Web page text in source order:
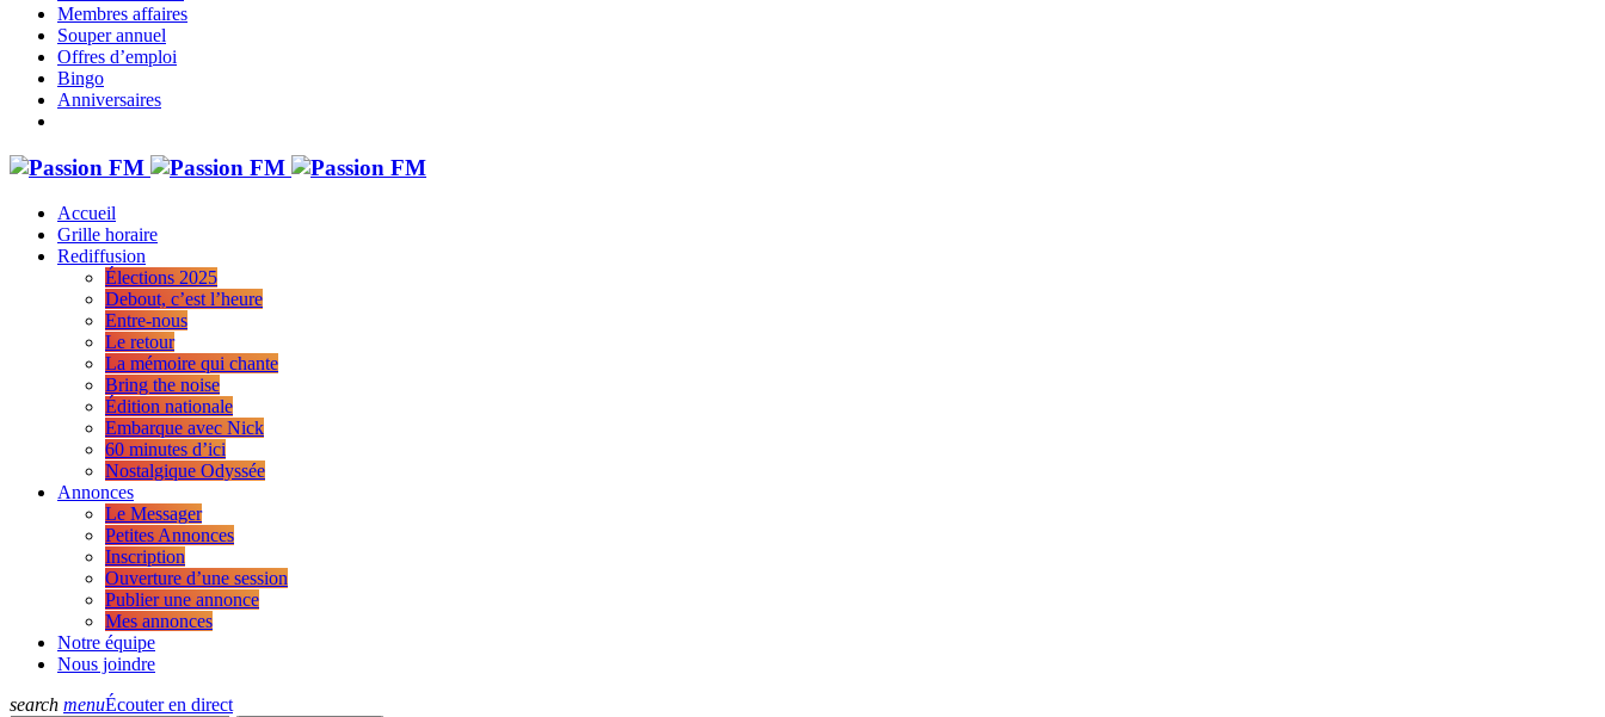
Membres affaires
Souper annuel
Offres d’emploi
Bingo
Anniversaires
Accueil
Grille horaire
Rediffusion
Élections 2025
Debout, c’est l’heure
Entre-nous
Le retour
La mémoire qui chante
Bring the noise
Édition nationale
Embarque avec Nick
60 minutes d’ici
Nostalgique Odyssée
Annonces
Le Messager
Petites Annonces
Inscription
Ouverture d’une session
Publier une annonce
Mes annonces
Notre équipe
Nous joindre
search menuÉcouter en direct